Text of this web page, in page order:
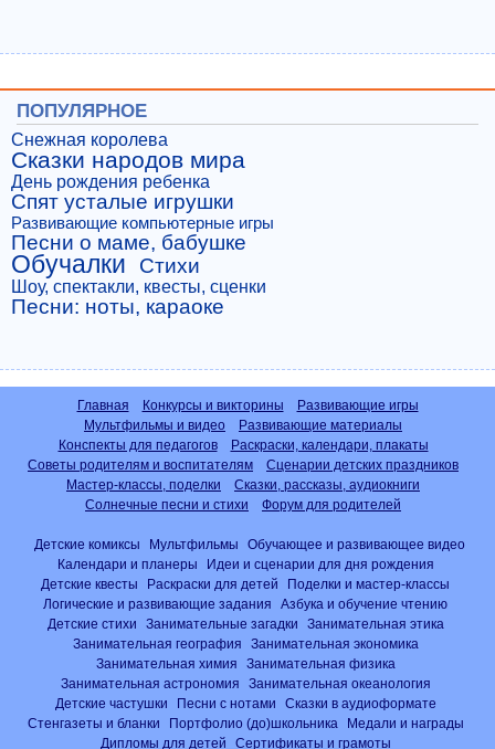
ПОПУЛЯРНОЕ
Снежная королева
Сказки народов мира
День рождения ребенка
Спят усталые игрушки
Развивающие компьютерные игры
Песни о маме, бабушке
Обучалки Стихи
Шоу, спектакли, квесты, сценки
Песни: ноты, караоке
Главная Конкурсы и викторины
Развивающие игры
Мультфильмы и видео
Развивающие материалы
Конспекты для педагогов
Раскраски, календари, плакаты
Советы родителям и воспитателям
Сценарии детских праздников
Мастер-классы, поделки
Сказки, рассказы, аудиокниги
Солнечные песни и стихи
Форум для родителей
Детские комиксы Мультфильмы
Обучающее и развивающее видео
Календари и планеры
Идеи и сценарии для дня рождения
Детские квесты
Раскраски для детей
Поделки и мастер-классы
Логические и развивающие задания
Азбука и обучение чтению
Детские стихи
Занимательные загадки
Занимательная этика
Занимательная география
Занимательная экономика
Занимательная химия
Занимательная физика
Занимательная астрономия
Занимательная океанология
Детские частушки
Песни с нотами
Сказки в аудиоформате
Стенгазеты и бланки
Портфолио (до)школьника
Медали и награды
Дипломы для детей
Сертификаты и грамоты